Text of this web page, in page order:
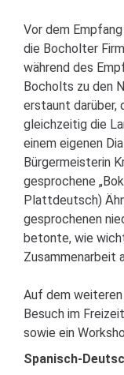
Vor dem
die Bocholter
während des
Bocholts zu den
erstaunt darüber,
gleichzeitig die
einem eigenen
Bürgermeisterin
gesprochene
Plattdeutsch)
gesprochenen
betonte, wie
Zusammenarbeit
Auf dem
Besuch im
sowie ein
Spanisch-